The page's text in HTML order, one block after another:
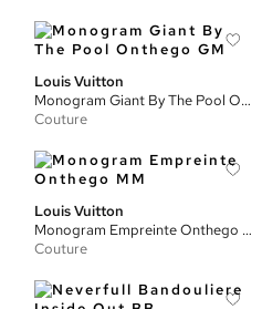
Louis Vuitton
Monogram Giant By The Pool Onthego GM
Couture
Louis Vuitton
Monogram Empreinte Onthego MM
Couture